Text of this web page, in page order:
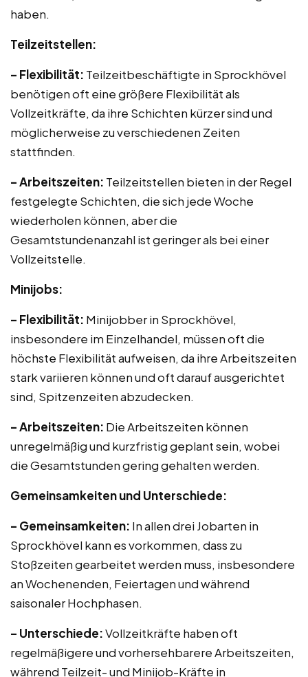
haben.
Teilzeitstellen:
– Flexibilität: Teilzeitbeschäftigte in Sprockhövel
benötigen oft eine größere Flexibilität als
Vollzeitkräfte, da ihre Schichten kürzer sind und
möglicherweise zu verschiedenen Zeiten
stattfinden.
– Arbeitszeiten: Teilzeitstellen bieten in der Regel
festgelegte Schichten, die sich jede Woche
wiederholen können, aber die
Gesamtstundenanzahl ist geringer als bei einer
Vollzeitstelle.
Minijobs:
– Flexibilität: Minijobber in Sprockhövel,
insbesondere im Einzelhandel, müssen oft die
höchste Flexibilität aufweisen, da ihre Arbeitszeiten
stark variieren können und oft darauf ausgerichtet
sind, Spitzenzeiten abzudecken.
– Arbeitszeiten: Die Arbeitszeiten können
unregelmäßig und kurzfristig geplant sein, wobei
die Gesamtstunden gering gehalten werden.
Gemeinsamkeiten und Unterschiede:
– Gemeinsamkeiten: In allen drei Jobarten in
Sprockhövel kann es vorkommen, dass zu
Stoßzeiten gearbeitet werden muss, insbesondere
an Wochenenden, Feiertagen und während
saisonaler Hochphasen.
– Unterschiede:Vollzeitkräfte haben oft
regelmäßigere und vorhersehbarere Arbeitszeiten,
während Teilzeit- und Minijob-Kräfte in